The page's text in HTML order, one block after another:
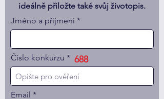
ideálně přiložte také svůj životopis.
Jméno a příjmení
688
Číslo konkurzu
Email